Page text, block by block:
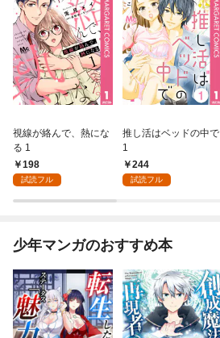
視線が絡んで、熱にな
る 1
198
試読フル
推し活はベッドの中で
1
244
試読フル
少年マンガのおすすめ本